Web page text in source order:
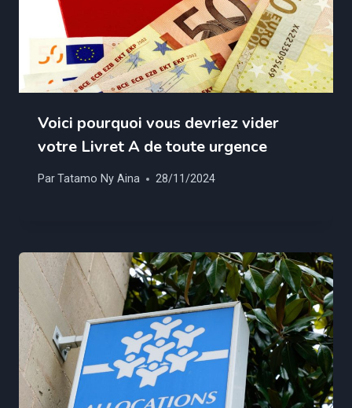
Voici pourquoi vous devriez vider
votre Livret A de toute urgence
ParTatamo Ny Aina 28/11/2024